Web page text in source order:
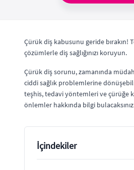
Çürük diş kabusunu geride bırakın!
çözümlerle diş sağlığınızı koruyun.
Çürük diş sorunu, zamanında
ciddi sağlık problemlerine
teşhis, tedavi yöntemleri ve çürüğe
önlemler hakkında bilgi
İçindekiler